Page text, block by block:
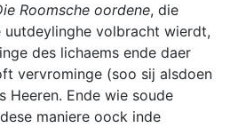
Roomsche oordene, die
volbracht wierdt,
des lichaems ende daer
vervrominge (soo sij alsdoen
Heeren. Ende wie soude
maniere oock inde